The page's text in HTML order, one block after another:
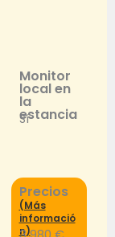
Monitor
local en
la
estancia
Sí
Precios
(Más
informació
n)